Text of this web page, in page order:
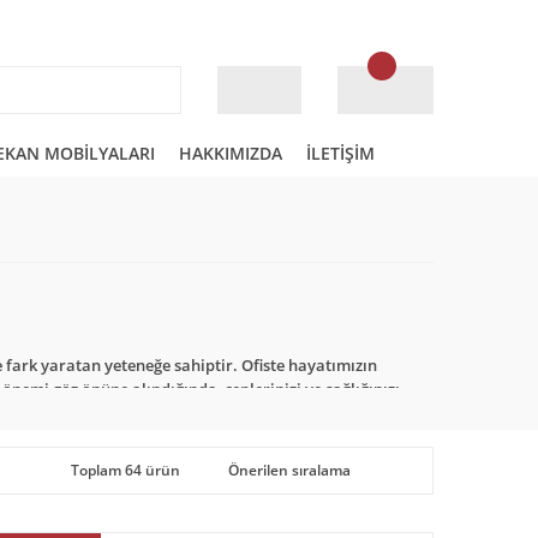
MOBİLYALARI HAKKIMIZDA İLETİŞİM
yaratan yeteneğe sahiptir. Ofiste hayatımızın
göz önüne alındığında, ceplerinizi ve sağlığınızı
işiniz için geliştirilmiş bir çalışan katılımı, üretkenlik
Toplam 64 ürün